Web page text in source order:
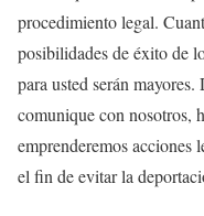
procedimiento legal.
posibilidades de éxito de
para usted serán
comunique con nosotros,
emprenderemos acciones
el fin de evitar la